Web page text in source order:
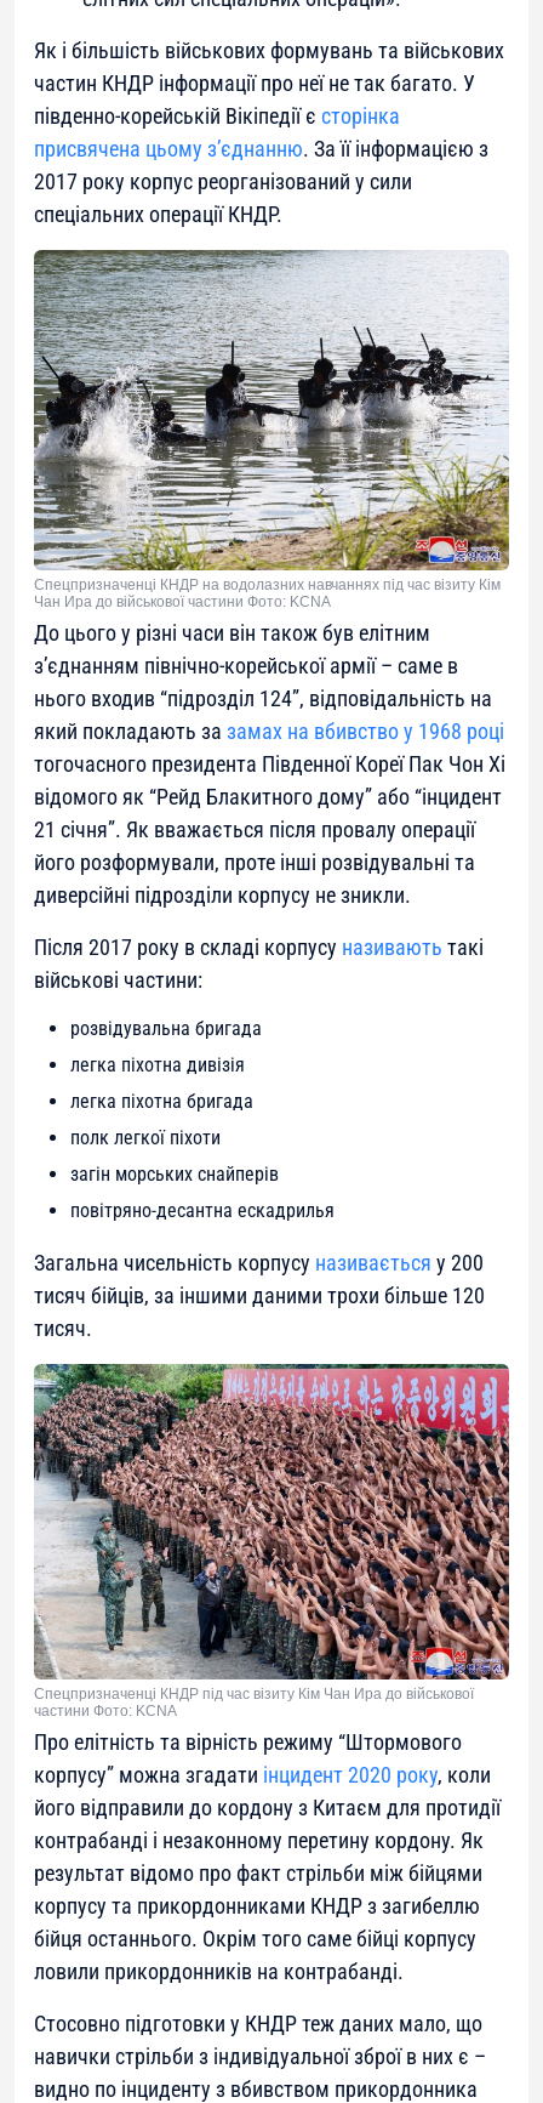
Як і більшість військових формувань та військових
частин КНДР інформації про неї не так багато. У
південно-корейській Вікіпедії є сторінка
присвячена цьому з’єднанню. За її інформацією з
2017 року корпус реорганізований у сили
спеціальних операції КНДР.
Спецпризначенці КНДР на водолазних навчаннях під час візиту Кім
Чан Ира до військової частини Фото: KCNA
До цього у різні часи він також був елітним
з’єднанням північно-корейської армії – саме в
нього входив “підрозділ 124”, відповідальність на
який покладають за замах на вбивство у 1968 році
тогочасного президента Південної Кореї Пак Чон Хі
відомого як “Рейд Блакитного дому” або “інцидент
21 січня”. Як вважається після провалу операції
його розформували, проте інші розвідувальні та
диверсійні підрозділи корпусу не зникли.
Після 2017 року в складі корпусу називають такі
військові частини:
розвідувальна бригада
легка піхотна дивізія
легка піхотна бригада
полк легкої піхоти
загін морських снайперів
повітряно-десантна ескадрилья
Загальна чисельність корпусу називається у 200
тисяч бійців, за іншими даними трохи більше 120
тисяч.
Спецпризначенці КНДР під час візиту Кім Чан Ира до військової
частини Фото: KCNA
Про елітність та вірність режиму “Штормового
корпусу” можна згадати інцидент 2020 року, коли
його відправили до кордону з Китаєм для протидії
контрабанді і незаконному перетину кордону. Як
результат відомо про факт стрільби між бійцями
корпусу та прикордонниками КНДР з загибеллю
бійця останнього. Окрім того саме бійці корпусу
ловили прикордонників на контрабанді.
Стосовно підготовки у КНДР теж даних мало, що
навички стрільби з індивідуальної зброї в них є –
видно по інциденту з вбивством прикордонника